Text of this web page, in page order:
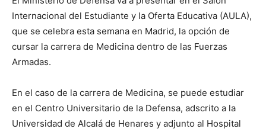
Internacional del Estudiante y la Oferta Educativa (AULA),
que se celebra esta semana en Madrid, la opción de
cursar la carrera de Medicina dentro de las Fuerzas
Armadas.
En el caso de la carrera de Medicina, se puede estudiar
en el Centro Universitario de la Defensa, adscrito a la
Universidad de Alcalá de Henares y adjunto al Hospital